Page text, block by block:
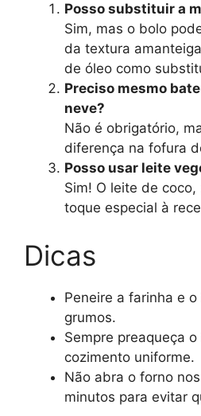
Posso substituir a
Sim, mas o bolo
da textura
de óleo como
Preciso mesmo
neve?
Não é obrigatório,
diferença na fofura
Posso usar leite
Sim! O leite de
toque especial à
Dicas
Peneire a farinha e
grumos.
Sempre preaqueça
cozimento uniforme.
Não abra o forno
minutos para evitar